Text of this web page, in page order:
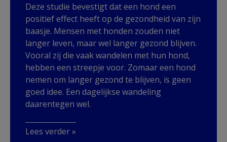
Deze studie bevestigt dat een hond een
positief effect heeft op de gezondheid van zijn
baasje. Mensen met honden zouden niet
langer leven, maar wel langer gezond blijven.
Vooral zij die vaak wandelen met hun hond,
hebben een streepje voor. Zomaar een hond
nemen om langer gezond te blijven, is geen
goed idee. Een dagelijkse wandeling
daarentegen wel.
Lees verder »